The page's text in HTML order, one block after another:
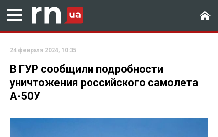
24 февраля 2024, 10:35
В ГУР сообщили подробности
уничтожения российского самолета
А-50У